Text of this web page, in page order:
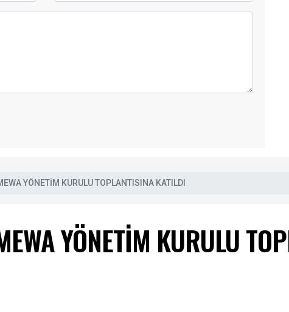
YÖNETİM KURULU TOPLANTISINA KATILDI
YÖNETİM KURULU